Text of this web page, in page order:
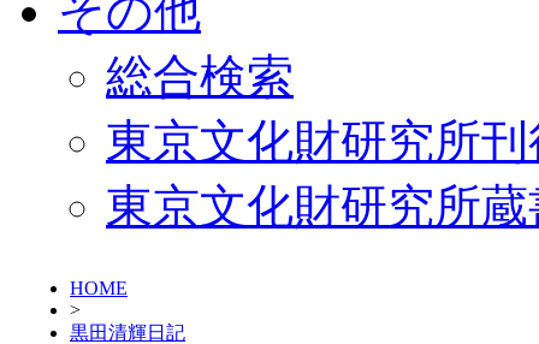
その他
総合検索
東京文化財研究所
東京文化財研究所
HOME
>
黒田清輝日記